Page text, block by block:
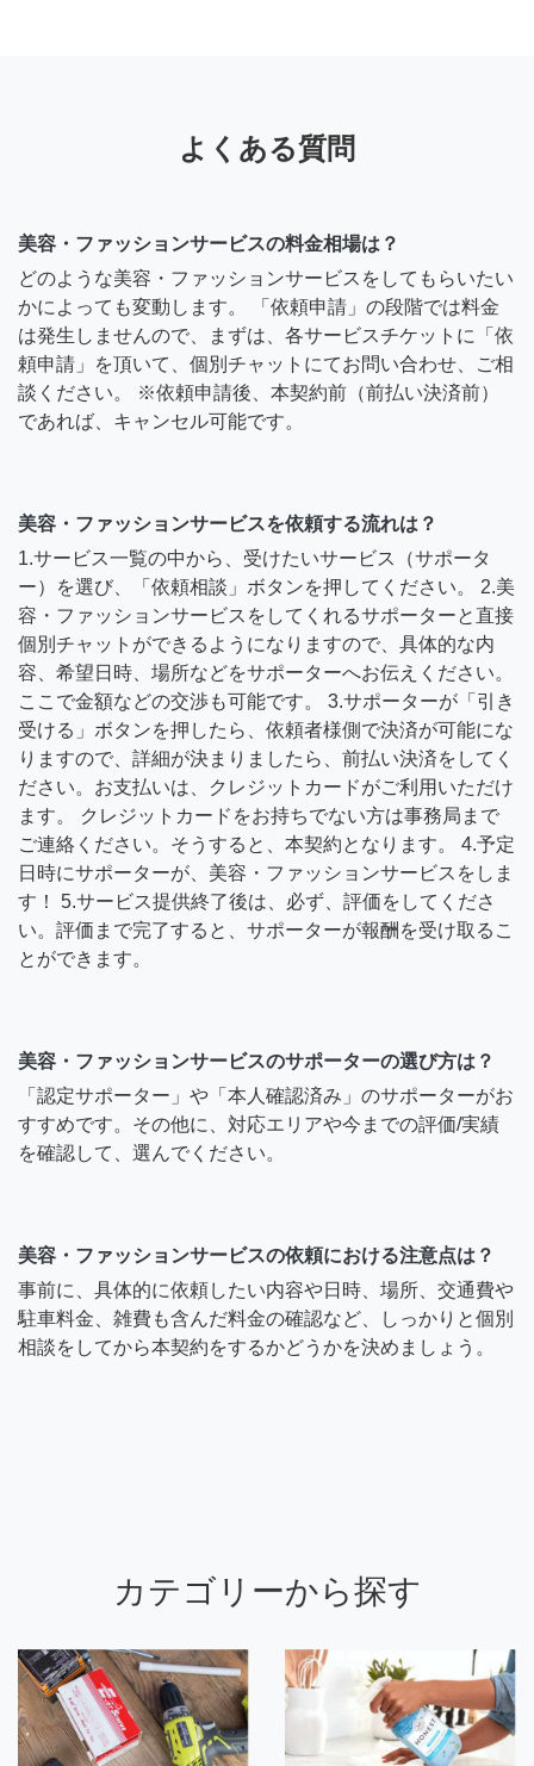
よくある質問
美容・ファッションサービスの料金相場は？
どのような美容・ファッションサービスをしてもらいたい
かによっても変動します。 「依頼申請」の段階では料金
は発生しませんので、まずは、各サービスチケットに「依
頼申請」を頂いて、個別チャットにてお問い合わせ、ご相
談ください。 ※依頼申請後、本契約前（前払い決済前）
であれば、キャンセル可能です。
美容・ファッションサービスを依頼する流れは？
1.サービス一覧の中から、受けたいサービス（サポータ
ー）を選び、「依頼相談」ボタンを押してください。 2.美
容・ファッションサービスをしてくれるサポーターと直接
個別チャットができるようになりますので、具体的な内
容、希望日時、場所などをサポーターへお伝えください。
ここで金額などの交渉も可能です。 3.サポーターが「引き
受ける」ボタンを押したら、依頼者様側で決済が可能にな
りますので、詳細が決まりましたら、前払い決済をしてく
ださい。お支払いは、クレジットカードがご利用いただけ
ます。 クレジットカードをお持ちでない方は事務局まで
ご連絡ください。そうすると、本契約となります。 4.予定
日時にサポーターが、美容・ファッションサービスをしま
す！ 5.サービス提供終了後は、必ず、評価をしてくださ
い。評価まで完了すると、サポーターが報酬を受け取るこ
とができます。
美容・ファッションサービスのサポーターの選び方は？
「認定サポーター」や「本人確認済み」のサポーターがお
すすめです。その他に、対応エリアや今までの評価/実績
を確認して、選んでください。
美容・ファッションサービスの依頼における注意点は？
事前に、具体的に依頼したい内容や日時、場所、交通費や
駐車料金、雑費も含んだ料金の確認など、しっかりと個別
相談をしてから本契約をするかどうかを決めましょう。
カテゴリーから探す